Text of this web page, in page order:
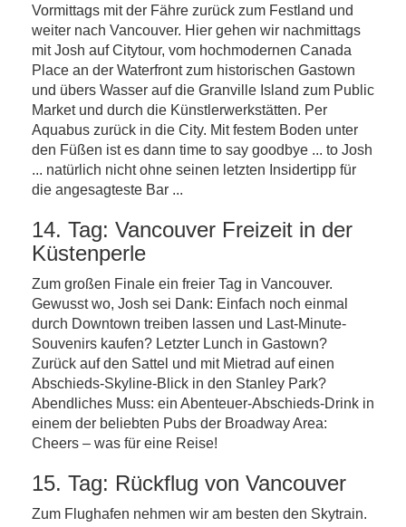
Vormittags mit der Fähre zurück zum Festland und
weiter nach Vancouver. Hier gehen wir nachmittags
mit Josh auf Citytour, vom hochmodernen Canada
Place an der Waterfront zum historischen Gastown
und übers Wasser auf die Granville Island zum Public
Market und durch die Künstlerwerkstätten. Per
Aquabus zurück in die City. Mit festem Boden unter
den Füßen ist es dann time to say goodbye ... to Josh
... natürlich nicht ohne seinen letzten Insidertipp für
die angesagteste Bar ...
14. Tag: Vancouver Freizeit in der
Küstenperle
Zum großen Finale ein freier Tag in Vancouver.
Gewusst wo, Josh sei Dank: Einfach noch einmal
durch Downtown treiben lassen und Last-Minute-
Souvenirs kaufen? Letzter Lunch in Gastown?
Zurück auf den Sattel und mit Mietrad auf einen
Abschieds-Skyline-Blick in den Stanley Park?
Abendliches Muss: ein Abenteuer-Abschieds-Drink in
einem der beliebten Pubs der Broadway Area:
Cheers – was für eine Reise!
15. Tag: Rückflug von Vancouver
Zum Flughafen nehmen wir am besten den Skytrain.